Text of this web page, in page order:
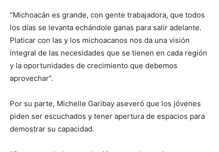
“Michoacán es grande, con gente trabajadora, que todos
los días se levanta echándole ganas para salir adelante.
Platicar con las y los michoacanos nos da una visión
integral de las necesidades que se tienen en cada región
y la oportunidades de crecimiento que debemos
aprovechar”.
Por su parte, Michelle Garibay aseveró que los jóvenes
piden ser escuchados y tener apertura de espacios para
demostrar su capacidad.